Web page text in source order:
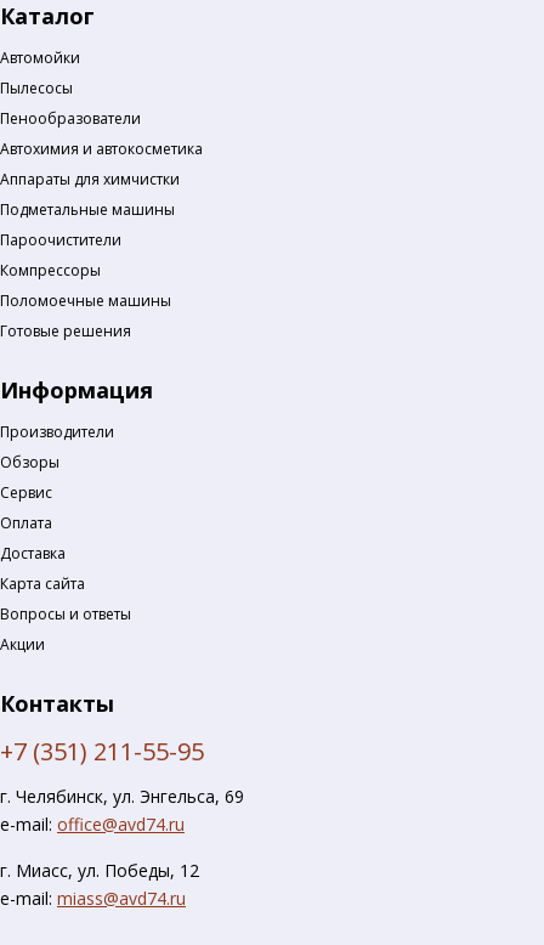
Каталог
Автомойки
Пылесосы
Пенообразователи
Автохимия и автокосметика
Аппараты для химчистки
Подметальные машины
Пароочистители
Компрессоры
Поломоечные машины
Готовые решения
Информация
Производители
Обзоры
Сервис
Оплата
Доставка
Карта сайта
Вопросы и ответы
Акции
Контакты
+7 (351) 211-55-95
г. Челябинск, ул. Энгельса, 69
e-mail: office@avd74.ru
г. Миасс, ул. Победы, 12
e-mail: miass@avd74.ru